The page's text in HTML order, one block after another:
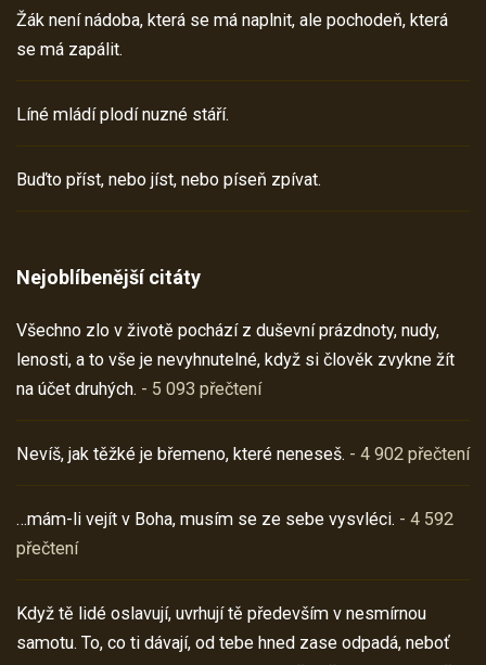
Žák není nádoba, která se má naplnit, ale pochodeň, která
se má zapálit.
Líné mládí plodí nuzné stáří.
Buďto příst, nebo jíst, nebo píseň zpívat.
Nejoblíbenější citáty
Všechno zlo v životě pochází z duševní prázdnoty, nudy,
lenosti, a to vše je nevyhnutelné, když si člověk zvykne žít
na účet druhých. - 5 093 přečtení
Nevíš, jak těžké je břemeno, které neneseš. - 4 902 přečtení
…mám-li vejít v Boha, musím se ze sebe vysvléci. - 4 592
přečtení
Když tě lidé oslavují, uvrhují tě především v nesmírnou
samotu. To, co ti dávají, od tebe hned zase odpadá, neboť